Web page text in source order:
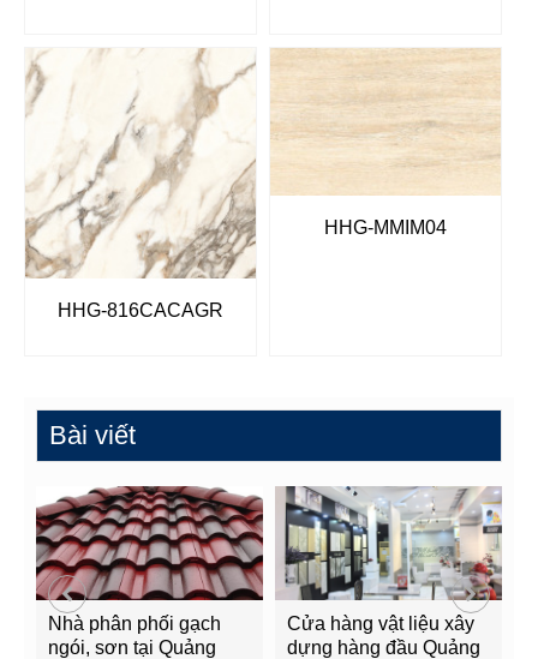
HHG-816CACAGR
HHG-MMIM04
Bài viết
Nhà phân phối gạch
ngói, sơn tại Quảng
Cửa hàng vật liệu xây
dựng hàng đầu Quảng